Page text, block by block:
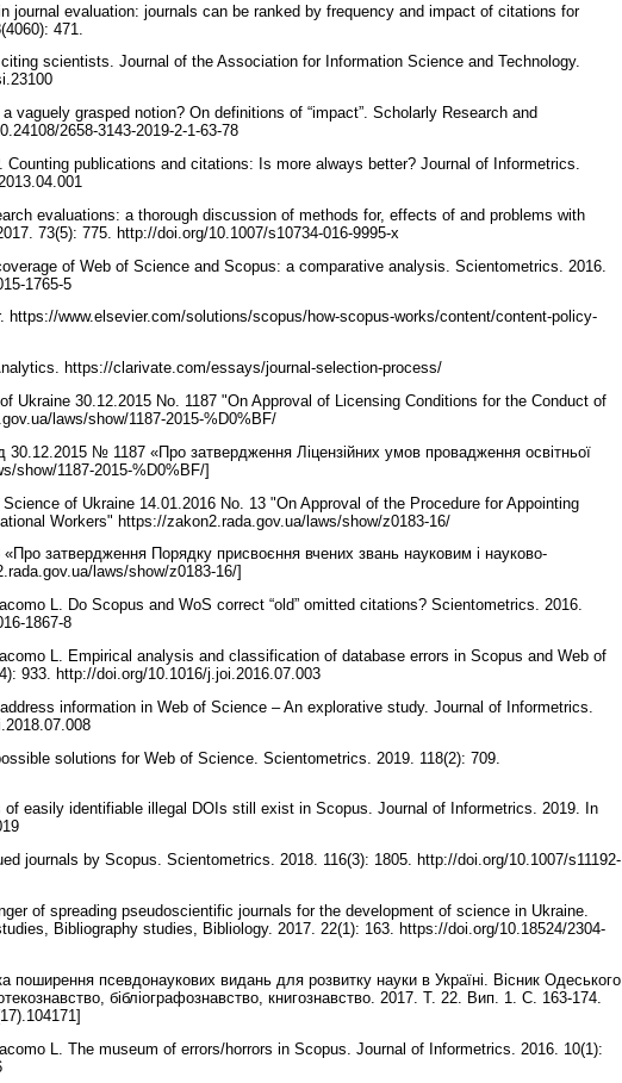
journal evaluation: journals can be ranked by frequency and impact of citations for
471.
scientists. Journal of the Association for Information Science and Technology.
vaguely grasped notion? On definitions of “impact”. Scholarly Research and
2658-3143-2019-2-1-63-78
publications and citations: Is more always better? Journal of Informetrics.
evaluations: a thorough discussion of methods for, effects of and problems with
73(5): 775. http://doi.org/10.1007/s10734-016-9995-x
of Web of Science and Scopus: a comparative analysis. Scientometrics. 2016.
1765-5
www.elsevier.com/solutions/scopus/how-scopus-works/content/content-policy-
https://clarivate.com/essays/journal-selection-process/
Ukraine 30.12.2015 No. 1187 "On Approval of Licensing Conditions for the Conduct of
laws/show/1187-2015-%D0%BF/
30.12.2015 № 1187 «Про затвердження Ліцензійних умов провадження освітньої
show/1187-2015-%D0%BF/]
of Ukraine 14.01.2016 No. 13 "On Approval of the Procedure for Appointing
Workers" https://zakon2.rada.gov.ua/laws/show/z0183-16/
затвердження Порядку присвоєння вчених звань науковим і науково-
laws/show/z0183-16/]
L. Do Scopus and WoS correct “old” omitted citations? Scientometrics. 2016.
1867-8
L. Empirical analysis and classification of database errors in Scopus and Web of
933. http://doi.org/10.1016/j.joi.2016.07.003
information in Web of Science – An explorative study. Journal of Informetrics.
solutions for Web of Science. Scientometrics. 2019. 118(2): 709.
of easily identifiable illegal DOIs still exist in Scopus. Journal of Informetrics. 2019. In
journals by Scopus. Scientometrics. 2018. 116(3): 1805. http://doi.org/10.1007/s11192-
of spreading pseudoscientific journals for the development of science in Ukraine.
Bibliography studies, Bibliology. 2017. 22(1): 163. https://doi.org/10.18524/2304-
псевдонаукових видань для розвитку науки в Україні. Вісник Одеського
бібліографознавство, книгознавство. 2017. Т. 22. Вип. 1. С. 163-174.
L. The museum of errors/horrors in Scopus. Journal of Informetrics. 2016. 10(1):